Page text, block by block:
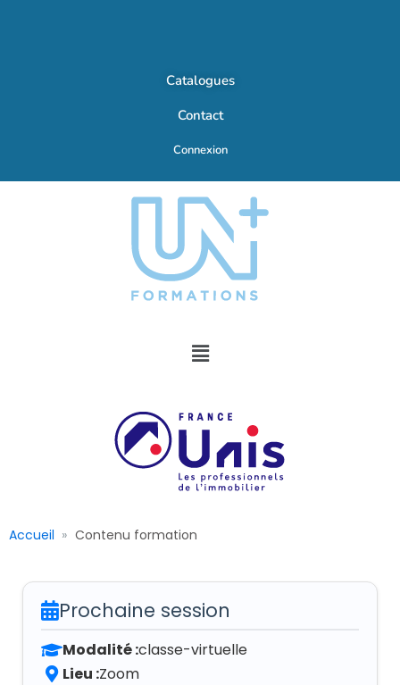
Catalogues
Contact
Connexion
Accueil Contenu formation
Prochaine session
Modalité :classe-virtuelle
Lieu :Zoom